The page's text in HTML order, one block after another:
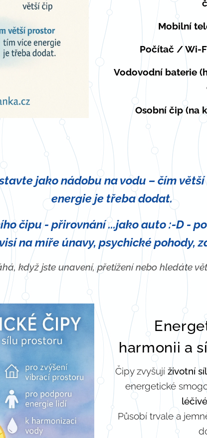
Mobilní
Počítač / Wi-
Vodovodní baterie
Osobní čip (na
🌀
jako nádobu na vodu – čím
energie je třeba dodat.
čipu - přirovnání ...jako auto :-D -
na míře únavy, psychické pohody,
když jste unavení, přetížení nebo hledáte
✨
harmonii a
Čipy zvyšujíživotní
energetické
Působí trvale a